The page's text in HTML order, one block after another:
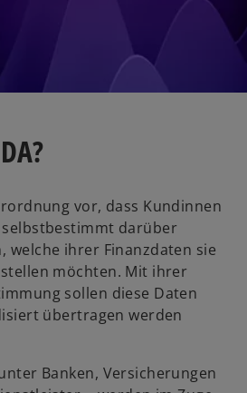
vor, dass Kundinnen
darüber
welche ihrer Finanzdaten sie
möchten. Mit ihrer
sollen diese Daten
übertragen werden
Banken, Versicherungen